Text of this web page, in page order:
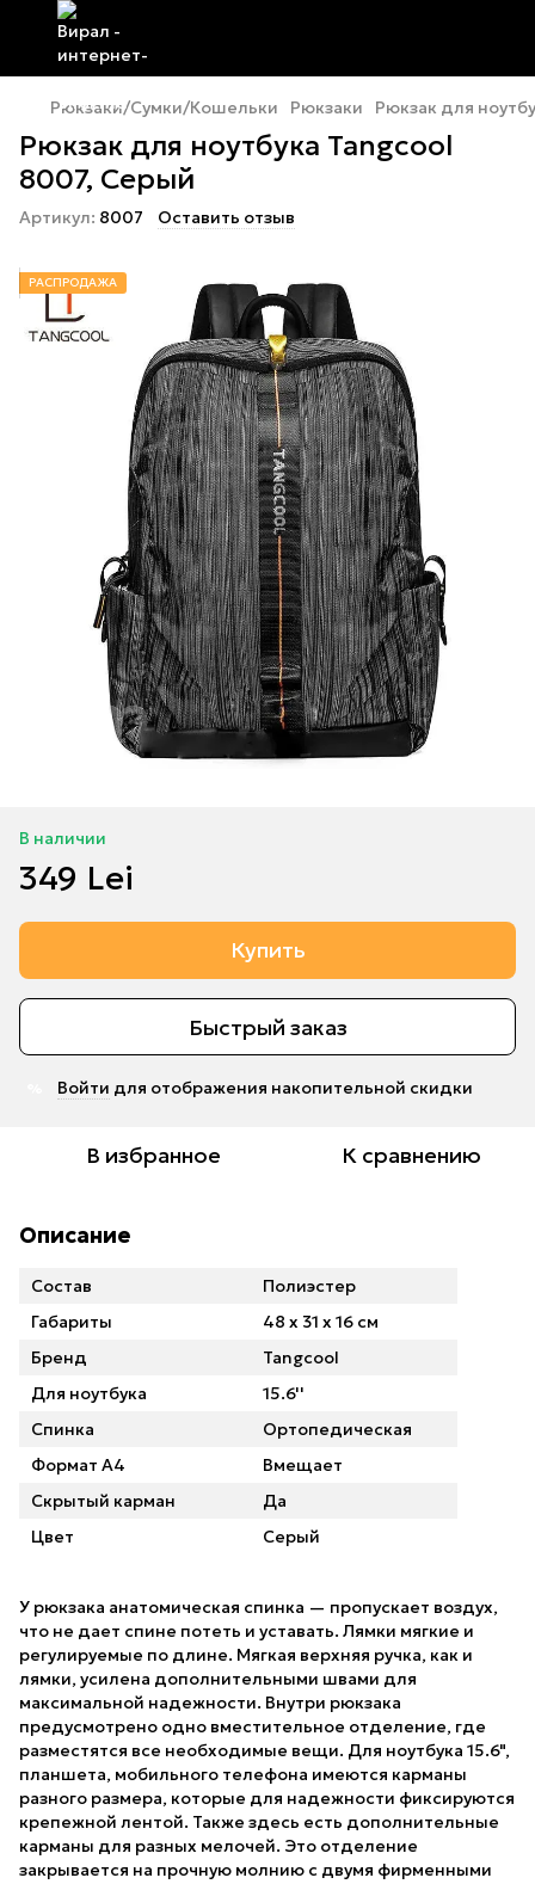
Рюкзаки/Сумки/Кошельки Pюкзаки Рюкзак для
Рюкзак для ноутбука Tangcool
8007, Серый
Артикул: 8007 Оставить отзыв
РАСПРОДАЖА
В наличии
349 Lei
Купить
Быстрый заказ
Войти для отображения накопительной скидки
В избранное К сравнению
Описание
Состав
Полиэстер
Габариты
48 x 31 x 16 см
Бренд
Tangcool
Для ноутбука
15.6''
Спинка
Ортопедическая
Формат А4
Bмещает
Cкрытый карман
Да
Цвет
Серый
У рюкзакa aнатомическая спинка — пропускает воздух,
что не дает спине потеть и уставать. Лямки мягкие и
регулируемые по длине. Мягкая верхняя ручка, как и
лямки, усилена дополнительными швами для
максимальной надежности. Внутри рюкзака
предусмотрено одно вместительное отделение, где
разместятся все необходимые вещи. Для ноутбука 15.6",
планшета, мобильного телефона имеются карманы
разного размера, которые для надежности фиксируются
крепежной лентой. Также здесь есть дополнительные
карманы для разных мелочей. Это отделение
закрывается на прочную молнию с двумя фирменными